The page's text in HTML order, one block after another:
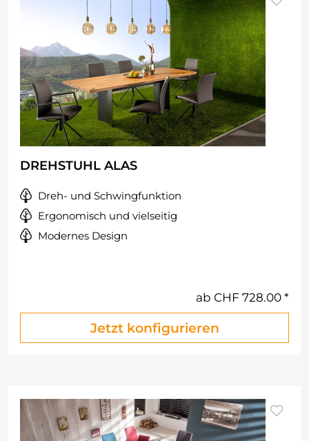
DREHSTUHL ALAS
Dreh- und Schwingfunktion
Ergonomisch und vielseitig
Modernes Design
ab CHF 728.00
Jetzt konfigurieren